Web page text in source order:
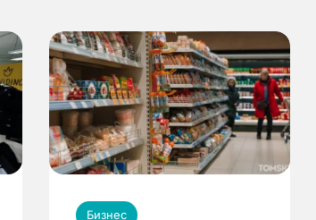
Бизнес